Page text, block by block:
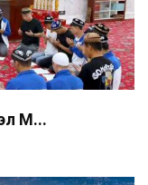
М...